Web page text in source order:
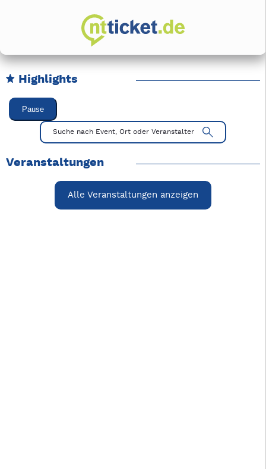
Highlights
Karussell Veranstaltungen überspringen
Pause
Mit Tab zu den Steuerelementen wechseln. Mit Pfeiltasten
Suche nach Event, Ort oder Veranstalter
Veranstaltungen
Alle Veranstaltungen anzeigen